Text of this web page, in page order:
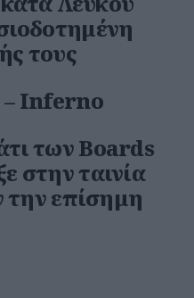
τους
– Inferno
των Boards
στην ταινία
επίσημη